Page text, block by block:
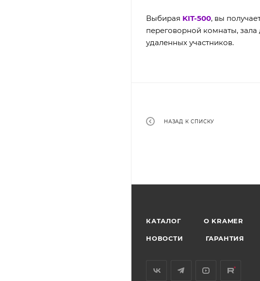
Выбирая KIT-500, вы
переговорной комнаты,
удаленных участников.
НАЗАД К СПИСКУ
КАТАЛОГ O KRAMER
НОВОСТИ ГАРАНТИЯ